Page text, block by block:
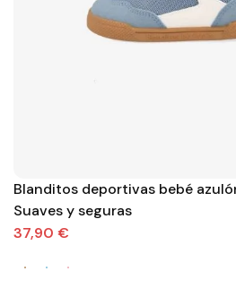
Blanditos deportivas bebé
Suaves y seguras
37,90 €